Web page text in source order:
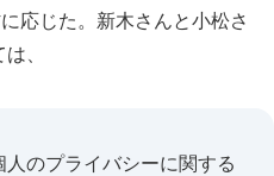
応じた。新木さんと小松さ
、
人のプライバシーに関する